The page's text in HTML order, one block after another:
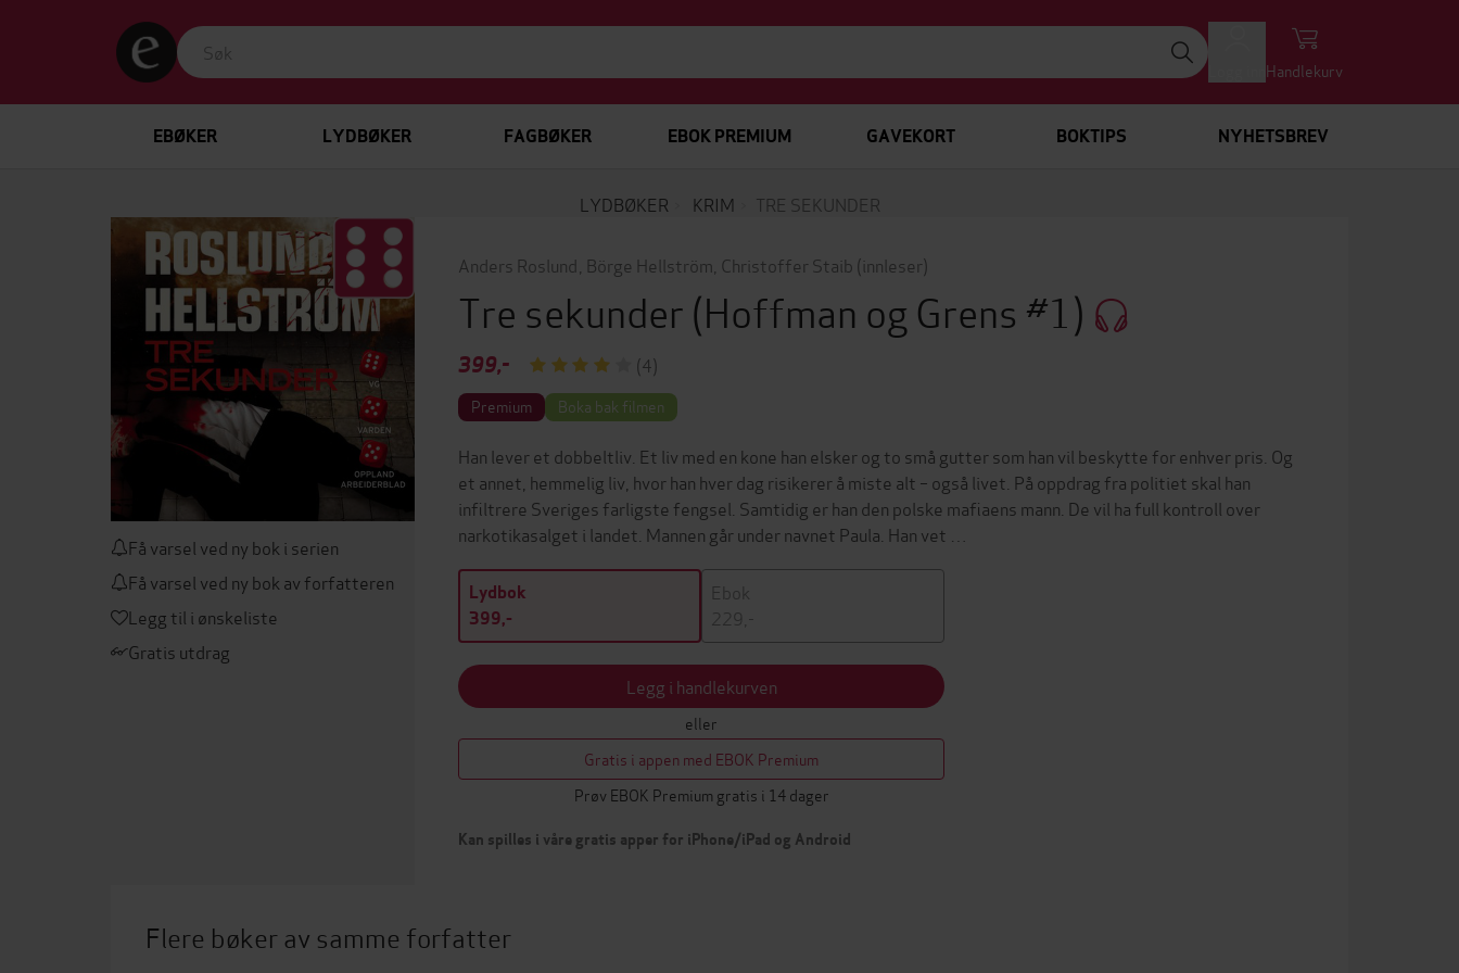
Handlekurv
EBØKER LYDBØKER FAGBØKER EBOK PREMIUM GAVEKORT BOKTIPS NYHETSBREV
LYDBØKER KRIM TRE SEKUNDER
Få varsel ved ny bok i serien
Få varsel ved ny bok av forfatteren
Legg til i ønskeliste
Gratis utdrag
Anders Roslund Börge Hellström Christoffer Staib (innleser)
Tre sekunder(Hoffman og Grens #1)
399,- (4)
Premium Boka bak filmen
Han lever et dobbeltliv. Et liv med en kone han elsker og to små gutter som han vil beskytte for enhver pris. Og
et annet, hemmelig liv, hvor han hver dag risikerer å miste alt – også livet. På oppdrag fra politiet skal han
infiltrere Sveriges farligste fengsel. Samtidig er han den polske mafiaens mann. De vil ha full kontroll over
narkotikasalget i landet. Mannen går under navnet Paula. Han vet …
Lydbok
399,-
Ebok
229,-
Legg i handlekurven
eller
Gratis i appen med EBOK Premium
Prøv EBOK Premium gratis i 14 dager
Kan spilles i våre gratis apper for iPhone/iPad og Android
Flere bøker av samme forfatter